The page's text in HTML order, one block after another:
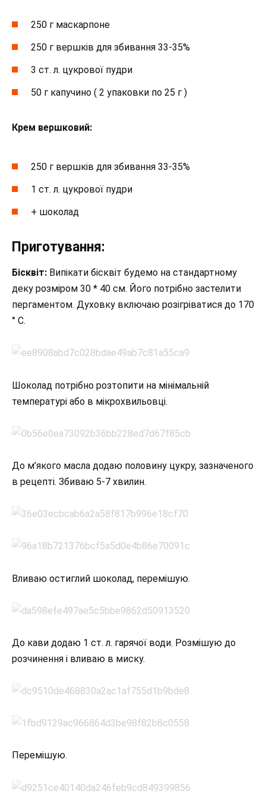
250 г маскарпоне
250 г вершків для збивання 33-35%
3 ст. л. цукрової пудри
50 г капучино ( 2 упаковки по 25 г )
Крем вершковий:
250 г вершків для збивання 33-35%
1 ст. л. цукрової пудри
+ шоколад
Приготування:
Бісквіт: Випікати бісквіт будемо на стандартному
деку розміром 30 * 40 см. Його потрібно застелити
пергаментом. Духовку включаю розігріватися до 170
° С.
Шоколад потрібно розтопити на мінімальній
температурі або в мікрохвильовці.
До м’якого масла додаю половину цукру, зазначеного
в рецепті. Збиваю 5-7 хвилин.
Вливаю остиглий шоколад, перемішую.
До кави додаю 1 ст. л. гарячої води. Розмішую до
розчинення і вливаю в миску.
Перемішую.